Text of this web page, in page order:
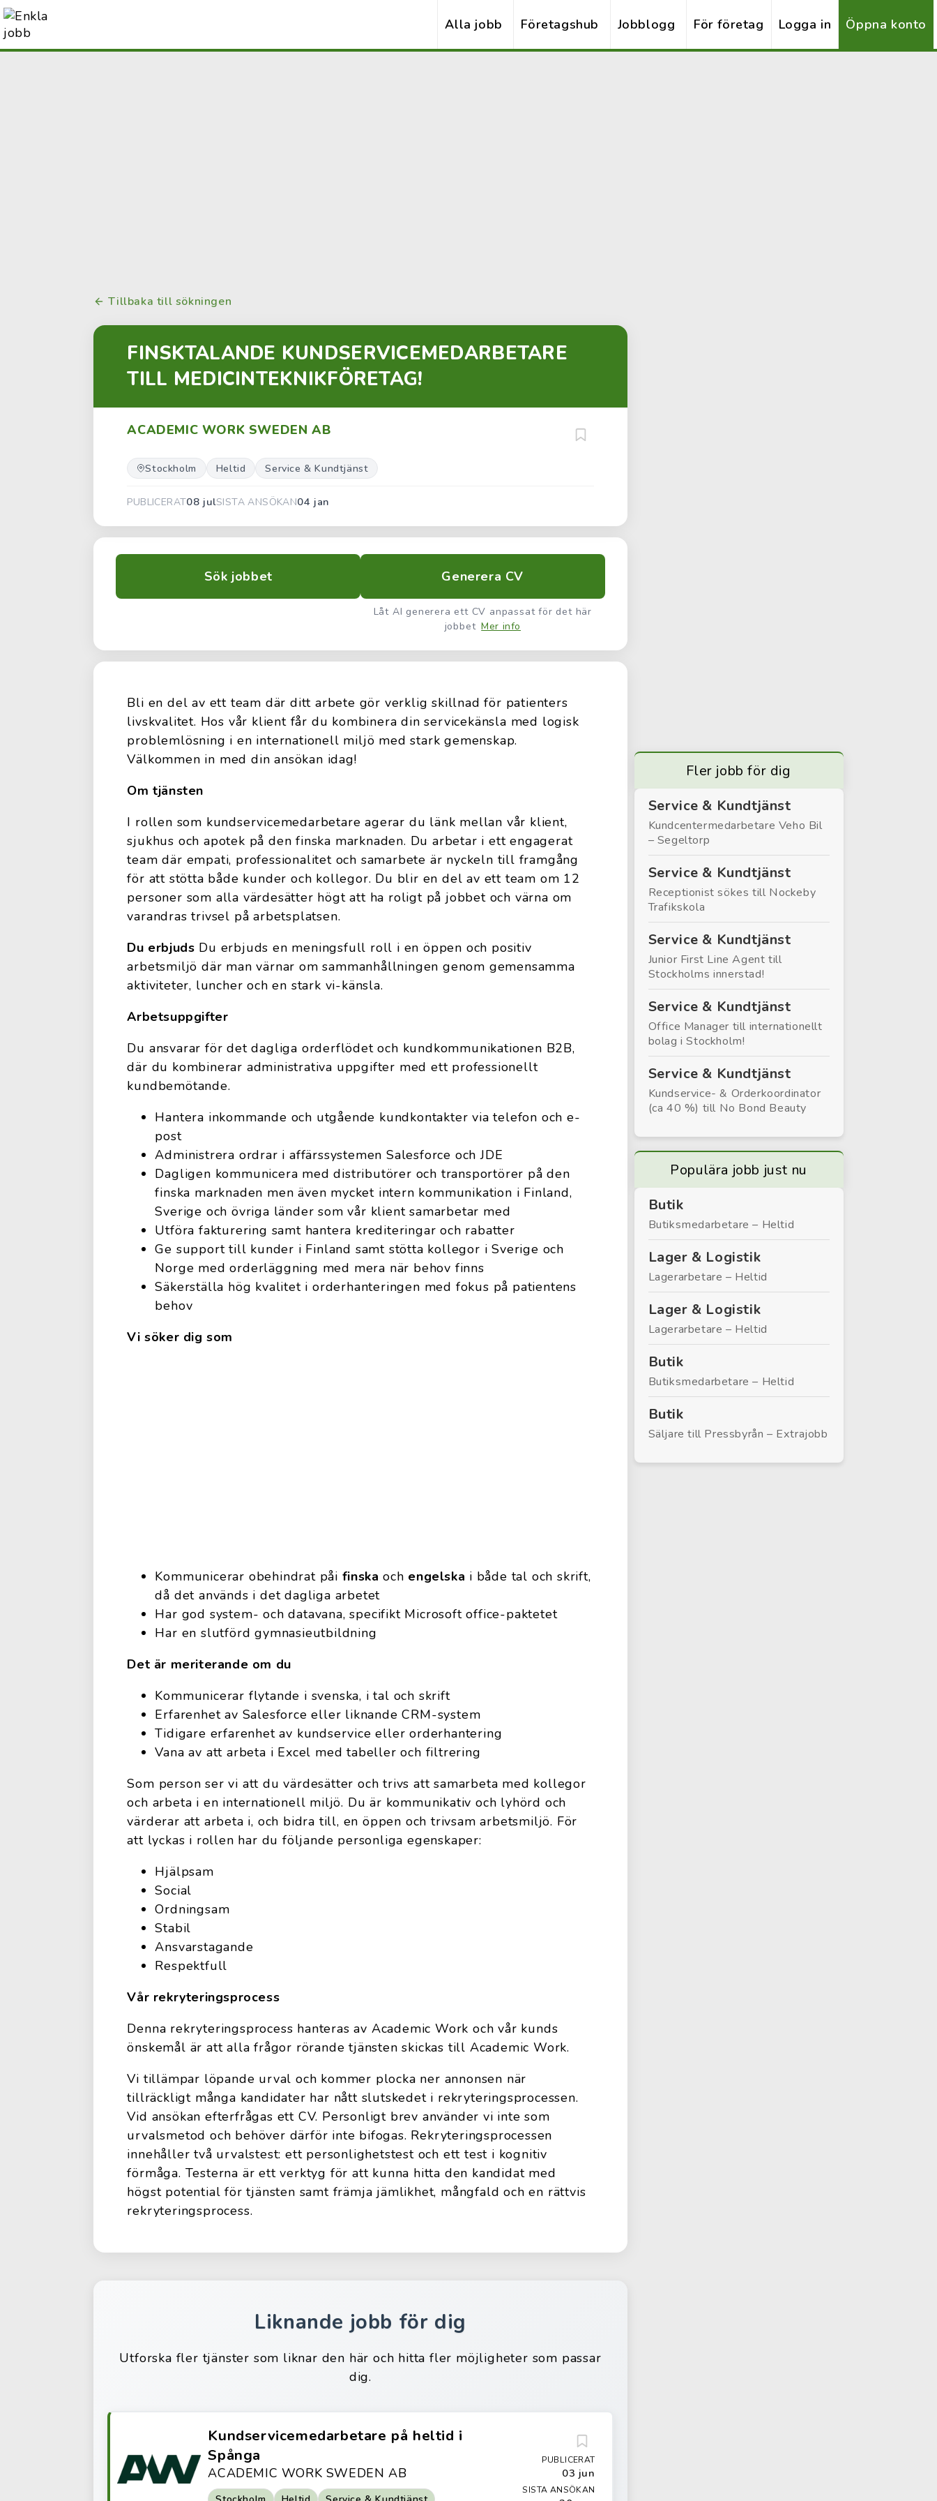
Alla jobb Företagshub Jobblogg För företag Logga in Öppna konto
Tillbaka till sökningen
FINSKTALANDE KUNDSERVICEMEDARBETARE
TILL MEDICINTEKNIKFÖRETAG!
ACADEMIC WORK SWEDEN AB
Stockholm Heltid Service & Kundtjänst
PUBLICERAT08 julSISTA ANSÖKAN04 jan
Sök jobbet Generera CV
Låt AI generera ett CV anpassat för det här
jobbet Mer info
Bli en del av ett team där ditt arbete gör verklig skillnad för patienters
livskvalitet. Hos vår klient får du kombinera din servicekänsla med logisk
problemlösning i en internationell miljö med stark gemenskap.
Välkommen in med din ansökan idag!
Om tjänsten
I rollen som kundservicemedarbetare agerar du länk mellan vår klient,
sjukhus och apotek på den finska marknaden. Du arbetar i ett engagerat
team där empati, professionalitet och samarbete är nyckeln till framgång
för att stötta både kunder och kollegor. Du blir en del av ett team om 12
personer som alla värdesätter högt att ha roligt på jobbet och värna om
varandras trivsel på arbetsplatsen.
Du erbjuds Du erbjuds en meningsfull roll i en öppen och positiv
arbetsmiljö där man värnar om sammanhållningen genom gemensamma
aktiviteter, luncher och en stark vi-känsla.
Arbetsuppgifter
Du ansvarar för det dagliga orderflödet och kundkommunikationen B2B,
där du kombinerar administrativa uppgifter med ett professionellt
kundbemötande.
Hantera inkommande och utgående kundkontakter via telefon och e-
post
Administrera ordrar i affärssystemen Salesforce och JDE
Dagligen kommunicera med distributörer och transportörer på den
finska marknaden men även mycket intern kommunikation i Finland,
Sverige och övriga länder som vår klient samarbetar med
Utföra fakturering samt hantera krediteringar och rabatter
Ge support till kunder i Finland samt stötta kollegor i Sverige och
Norge med orderläggning med mera när behov finns
Säkerställa hög kvalitet i orderhanteringen med fokus på patientens
behov
Vi söker dig som
Kommunicerar obehindrat påi finska och engelska i både tal och skrift,
då det används i det dagliga arbetet
Har god system- och datavana, specifikt Microsoft office-paktetet
Har en slutförd gymnasieutbildning
Det är meriterande om du
Kommunicerar flytande i svenska, i tal och skrift
Erfarenhet av Salesforce eller liknande CRM-system
Tidigare erfarenhet av kundservice eller orderhantering
Vana av att arbeta i Excel med tabeller och filtrering
Som person ser vi att du värdesätter och trivs att samarbeta med kollegor
och arbeta i en internationell miljö. Du är kommunikativ och lyhörd och
värderar att arbeta i, och bidra till, en öppen och trivsam arbetsmiljö. För
att lyckas i rollen har du följande personliga egenskaper:
Hjälpsam
Social
Ordningsam
Stabil
Ansvarstagande
Respektfull
Vår rekryteringsprocess
Denna rekryteringsprocess hanteras av Academic Work och vår kunds
önskemål är att alla frågor rörande tjänsten skickas till Academic Work.
Vi tillämpar löpande urval och kommer plocka ner annonsen när
tillräckligt många kandidater har nått slutskedet i rekryteringsprocessen.
Vid ansökan efterfrågas ett CV. Personligt brev använder vi inte som
urvalsmetod och behöver därför inte bifogas. Rekryteringsprocessen
innehåller två urvalstest: ett personlighetstest och ett test i kognitiv
förmåga. Testerna är ett verktyg för att kunna hitta den kandidat med
högst potential för tjänsten samt främja jämlikhet, mångfald och en rättvis
rekryteringsprocess.
Liknande jobb för dig
Utforska fler tjänster som liknar den här och hitta fler möjligheter som passar
dig.
Kundservicemedarbetare på heltid i
Spånga
ACADEMIC WORK SWEDEN AB
PUBLICERAT
03 jun
SISTA ANSÖKAN
Fler jobb för dig
Service & Kundtjänst
Kundcentermedarbetare Veho Bil
– Segeltorp
Service & Kundtjänst
Receptionist sökes till Nockeby
Trafikskola
Service & Kundtjänst
Junior First Line Agent till
Stockholms innerstad!
Service & Kundtjänst
Office Manager till internationellt
bolag i Stockholm!
Service & Kundtjänst
Kundservice- & Orderkoordinator
(ca 40 %) till No Bond Beauty
Populära jobb just nu
Butik
Butiksmedarbetare – Heltid
Lager & Logistik
Lagerarbetare – Heltid
Lager & Logistik
Lagerarbetare – Heltid
Butik
Butiksmedarbetare – Heltid
Butik
Säljare till Pressbyrån – Extrajobb